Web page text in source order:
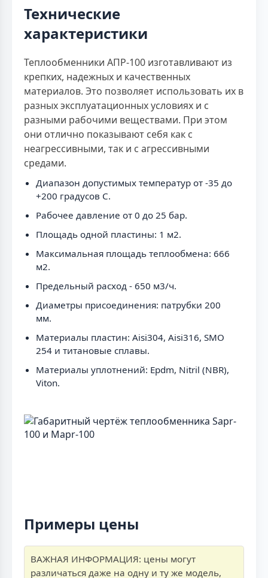
Технические
характеристики
Теплообменники АПР-100 изготавливают из
крепких, надежных и качественных
материалов. Это позволяет использовать их в
разных эксплуатационных условиях и с
разными рабочими веществами. При этом
они отлично показывают себя как с
неагрессивными, так и с агрессивными
средами.
Диапазон допустимых температур от -35 до
+200 градусов C.
Рабочее давление от 0 до 25 бар.
Площадь одной пластины: 1 м2.
Максимальная площадь теплообмена: 666
м2.
Предельный расход - 650 м3/ч.
Диаметры присоединения: патрубки 200
мм.
Материалы пластин: Aisi304, Aisi316, SMO
254 и титановые сплавы.
Материалы уплотнений: Epdm, Nitril (NBR),
Viton.
Примеры цены
ВАЖНАЯ ИНФОРМАЦИЯ: цены могут
различаться даже на одну и ту же модель,